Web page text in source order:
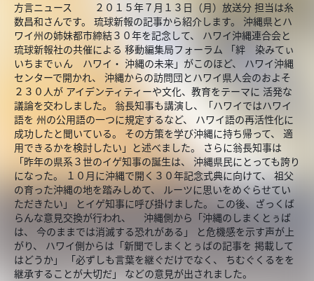
方言ニュース ２０１５年７月１３日（月）放送分 担当は糸
数昌和さんです。 琉球新報の記事から紹介します。 沖縄県とハ
ワイ州の姉妹都市締結３０年を記念して、 ハワイ沖縄連合会と
琉球新報社の共催による 移動編集局フォーラム 「絆 染みてぃ
いちまでぃん ハワイ・ 沖縄の未来」がこのほど、 ハワイ沖縄
センターで開かれ、 沖縄からの訪問団とハワイ県人会のおよそ
２３０人が アイデンティティーや文化、教育をテーマに 活発な
議論を交わしました。 翁長知事も講演し、「ハワイではハワイ
語を 州の公用語の一つに規定するなど、 ハワイ語の再活性化に
成功したと聞いている。 その方策を学び沖縄に持ち帰って、 適
用できるかを検討したい」と述べました。 さらに翁長知事は
「昨年の県系３世のイゲ知事の誕生は、 沖縄県民にとっても誇り
になった。 １０月に沖縄で開く３０年記念式典に向けて、 祖父
の育った沖縄の地を踏みしめて、 ルーツに思いをめぐらせてい
ただきたい」 とイゲ知事に呼び掛けました。 この後、ざっくば
らんな意見交換が行われ、 沖縄側から「沖縄のしまくとぅば
は、 今のままでは消滅する恐れがある」 と危機感を示す声が上
がり、 ハワイ側からは「新聞でしまくとぅばの記事を 掲載して
はどうか」 「必ずしも言葉を継ぐだけでなく、 ちむぐくるをを
継承することが大切だ」 などの意見が出されました。